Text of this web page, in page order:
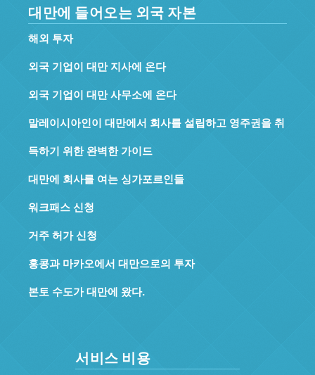
대만에 들어오는 외국 자본
해외 투자
외국 기업이 대만 지사에 온다
외국 기업이 대만 사무소에 온다
말레이시아인이 대만에서 회사를 설립하고 영주권을 취
득하기 위한 완벽한 가이드
대만에 회사를 여는 싱가포르인들
워크패스 신청
거주 허가 신청
홍콩과 마카오에서 대만으로의 투자
본토 수도가 대만에 왔다.
서비스 비용